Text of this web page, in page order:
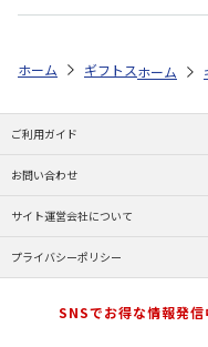
ホーム ギフトストア お
ホーム
ご利用ガイド
お問い合わせ
サイト運営会社について
プライバシーポリシー
SNSでお得な情報発信